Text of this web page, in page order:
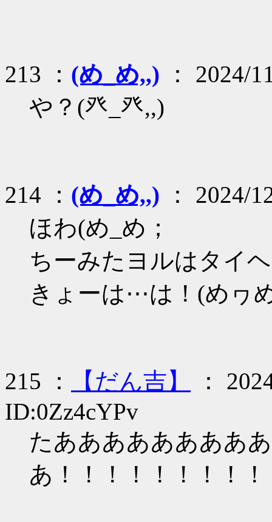
213 ： (め_め,,) ： 2024/
や？(癶_癶,,)
214 ： (め_め,,) ： 2024/
ほわ(め_め；
ちーみたヨルはタイ
きょーは⋯は！(めヮ
215 ： 【だん吉】
：
ID:0Zz4cYPv
たああああああああ
あ！！！！！！！！！